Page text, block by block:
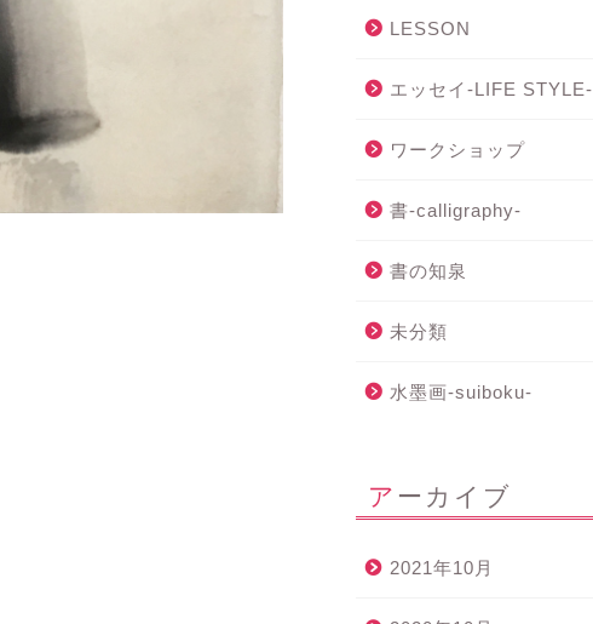
LESSON
エッセイ-LIFE STYLE-
ワークショップ
書-calligraphy-
書の知泉
未分類
水墨画-suiboku-
アーカイブ
2021年10月